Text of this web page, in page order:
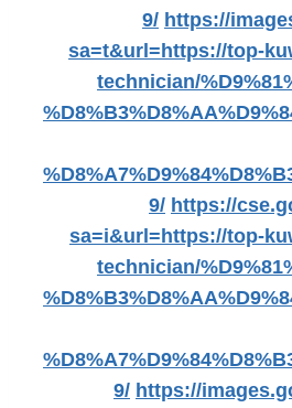
9/ https://
sa=t&url=https://top-
technician/
9/ https://
sa=i&url=https://top-
technician/
9/ https://